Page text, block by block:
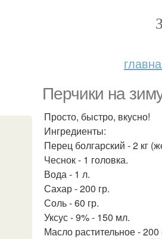
Перчики на
Просто, быстро, вкусно!
Ингредиенты:
Перец болгарский - 2 кг
Чеснок - 1 головка.
Вода - 1 л.
Сахар - 200 гр.
Соль - 60 гр.
Уксус - 9% - 150 мл.
Масло растительное -